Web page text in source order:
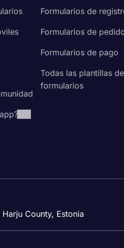
Formularios de
Formularios de
Formularios de pago
Todas las plantillas de
formularios
County, Estonia